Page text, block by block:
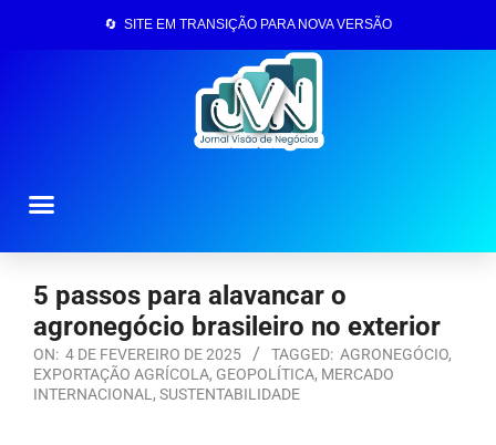
🔄 SITE EM TRANSIÇÃO PARA NOVA VERSÃO
5 passos para alavancar o
agronegócio brasileiro no exterior
ON: 4 DE FEVEREIRO DE 2025 TAGGED: AGRONEGÓCIO,
EXPORTAÇÃO AGRÍCOLA, GEOPOLÍTICA, MERCADO
INTERNACIONAL , SUSTENTABILIDADE